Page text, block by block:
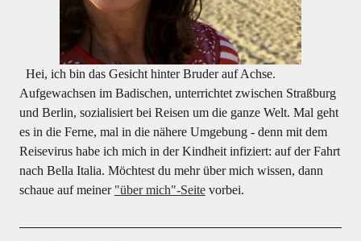
Hei, ich bin das Gesicht hinter Bruder auf Achse.
Aufgewachsen im Badischen, unterrichtet zwischen Straßburg
und Berlin, sozialisiert bei Reisen um die ganze Welt. Mal geht
es in die Ferne, mal in die nähere Umgebung - denn mit dem
Reisevirus habe ich mich in der Kindheit infiziert: auf der Fahrt
nach Bella Italia. Möchtest du mehr über mich wissen, dann
schaue auf meiner "über mich"-Seitevorbei.